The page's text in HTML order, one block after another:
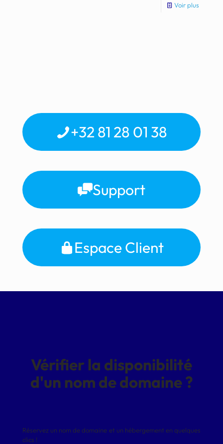
Voir plus
+32 81 28 01 38
Support
Espace Client
Vérifier la disponibilité
d'un nom de domaine ?
Réservez un nom de domaine et un hébergement en quelques
clics !